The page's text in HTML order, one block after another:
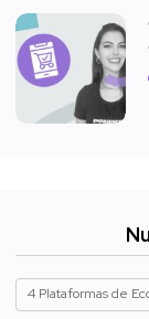
4 Plataformas de